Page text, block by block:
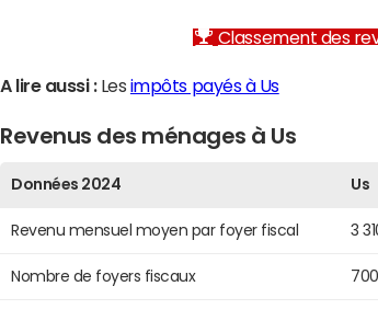
Classement des
A lire aussi :Les impôts payés à Us
Revenus des ménages à Us
Données 2024 Us
Revenu mensuel moyen par foyer fiscal 3
Nombre de foyers fiscaux